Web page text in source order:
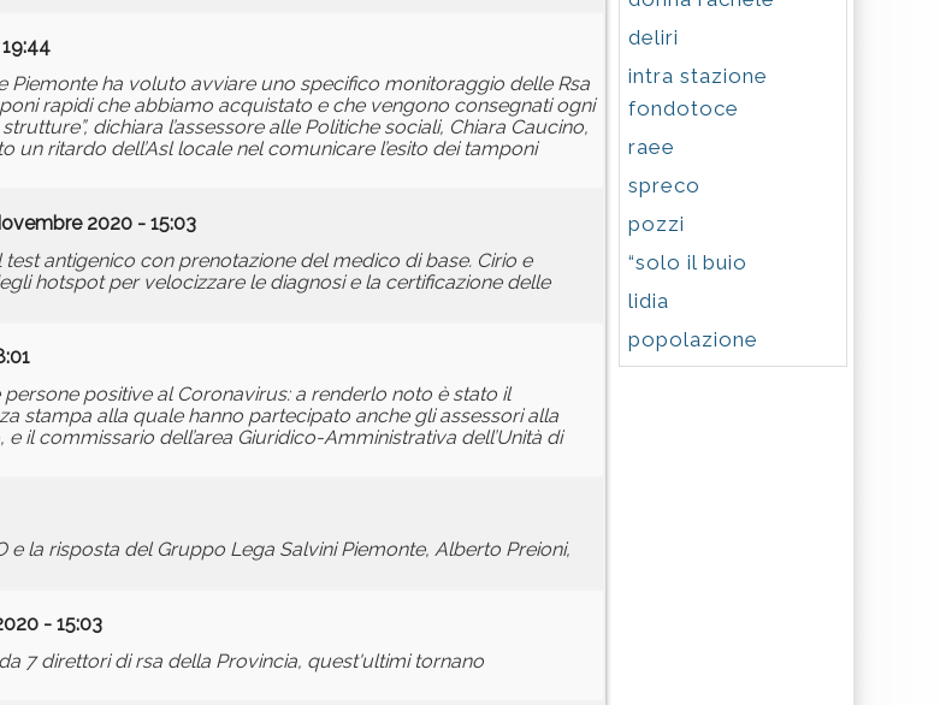
Piemonte ha voluto avviare uno specifico monitoraggio delle Rsa
rapidi che abbiamo acquistato e che vengono consegnati ogni
dichiara l’assessore alle Politiche sociali, Chiara Caucino,
ritardo dell’Asl locale nel comunicare l’esito dei tamponi
2020 - 15:03
antigenico con prenotazione del medico di base. Cirio e
hotspot per velocizzare le diagnosi e la certificazione delle
positive al Coronavirus: a renderlo noto è stato il
stampa alla quale hanno partecipato anche gli assessori alla
il commissario dell’area Giuridico-Amministrativa dell’Unità di
la risposta del Gruppo Lega Salvini Piemonte, Alberto Preioni,
- 15:03
7 direttori di rsa della Provincia, quest'ultimi tornano
deliri
intra stazione
fondotoce
raee
spreco
pozzi
“solo il buio
lidia
popolazione